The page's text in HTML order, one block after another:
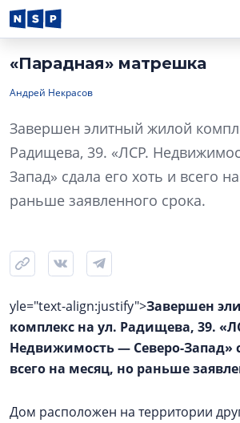
«Парадная» матрешка
Андрей Некрасов
Завершен элитный жилой
Радищева, 39. «ЛСР.
Запад» сдала его хоть и всего
раньше заявленного срока.
yle="text-align:justify">Завершен
комплекс на ул. Радищева, 39.
Недвижимость — Северо-Запад»
всего на месяц, но раньше
Дом расположен на территории